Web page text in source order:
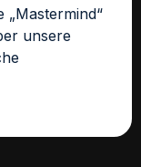
„Mastermind“
unsere